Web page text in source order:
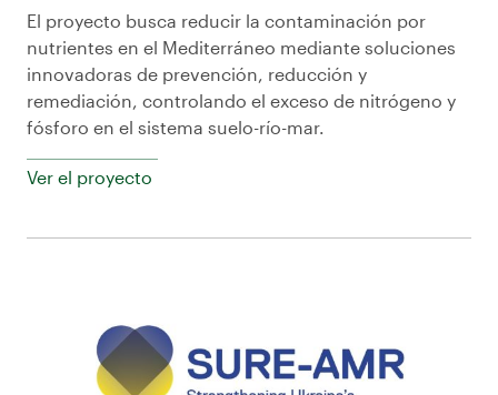
El proyecto busca reducir la contaminación por
nutrientes en el Mediterráneo mediante soluciones
innovadoras de prevención, reducción y
remediación, controlando el exceso de nitrógeno y
fósforo en el sistema suelo-río-mar.
Ver el proyecto